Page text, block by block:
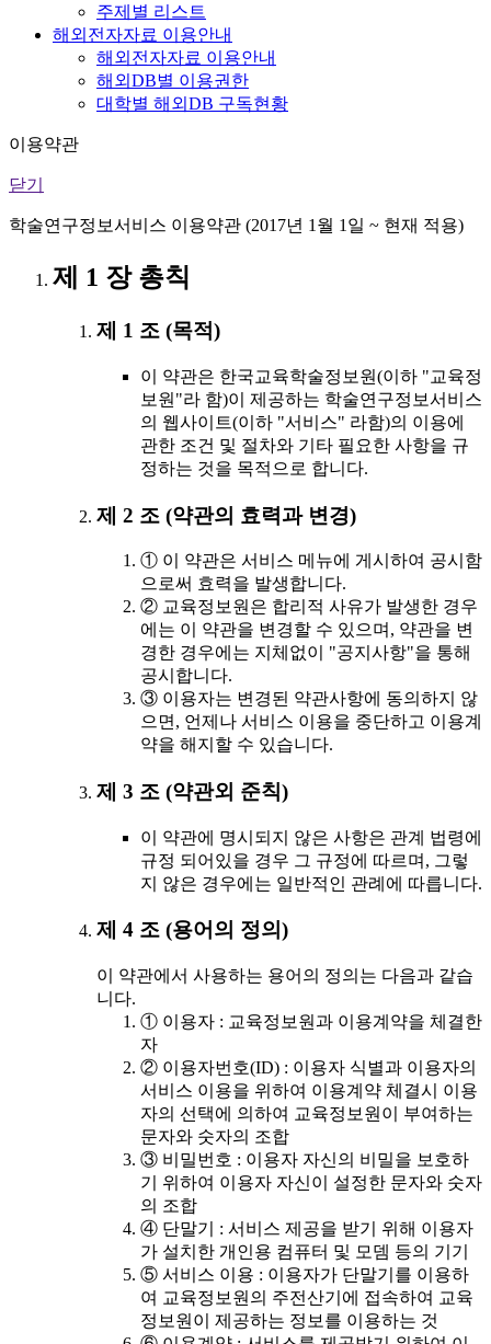
주제별 리스트
해외전자자료 이용안내
해외전자자료 이용안내
해외DB별 이용권한
대학별 해외DB 구독현황
이용약관
닫기
학술연구정보서비스 이용약관 (2017년 1월 1일 ~ 현재 적용)
제 1 장 총칙
제 1 조 (목적)
이 약관은 한국교육학술정보원(이하 "교육정
보원"라 함)이 제공하는 학술연구정보서비스
의 웹사이트(이하 "서비스" 라함)의 이용에
관한 조건 및 절차와 기타 필요한 사항을 규
정하는 것을 목적으로 합니다.
제 2 조 (약관의 효력과 변경)
① 이 약관은 서비스 메뉴에 게시하여 공시함
으로써 효력을 발생합니다.
② 교육정보원은 합리적 사유가 발생한 경우
에는 이 약관을 변경할 수 있으며, 약관을 변
경한 경우에는 지체없이 "공지사항"을 통해
공시합니다.
③ 이용자는 변경된 약관사항에 동의하지 않
으면, 언제나 서비스 이용을 중단하고 이용계
약을 해지할 수 있습니다.
제 3 조 (약관외 준칙)
이 약관에 명시되지 않은 사항은 관계 법령에
규정 되어있을 경우 그 규정에 따르며, 그렇
지 않은 경우에는 일반적인 관례에 따릅니다.
제 4 조 (용어의 정의)
이 약관에서 사용하는 용어의 정의는 다음과 같습
니다.
① 이용자 : 교육정보원과 이용계약을 체결한
자
② 이용자번호(ID) : 이용자 식별과 이용자의
서비스 이용을 위하여 이용계약 체결시 이용
자의 선택에 의하여 교육정보원이 부여하는
문자와 숫자의 조합
③ 비밀번호 : 이용자 자신의 비밀을 보호하
기 위하여 이용자 자신이 설정한 문자와 숫자
의 조합
④ 단말기 : 서비스 제공을 받기 위해 이용자
가 설치한 개인용 컴퓨터 및 모뎀 등의 기기
⑤ 서비스 이용 : 이용자가 단말기를 이용하
여 교육정보원의 주전산기에 접속하여 교육
정보원이 제공하는 정보를 이용하는 것